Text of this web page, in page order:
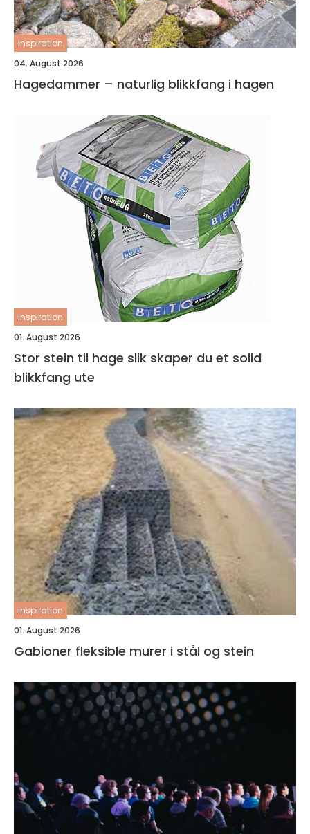
inspiration
04. August 2026
Hagedammer – naturlig blikkfang i hagen
inspiration
01. August 2026
Stor stein til hage slik skaper du et solid
blikkfang ute
inspiration
01. August 2026
Gabioner fleksible murer i stål og stein